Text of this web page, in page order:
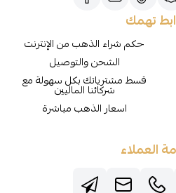
تهمك
حكم شراء الذهب من الإنترنت
الشحن والتوصيل
قسط مشترياتك بكل سهولة مع
شركائنا الماليين
اسعار الذهب مباشرة
العملاء